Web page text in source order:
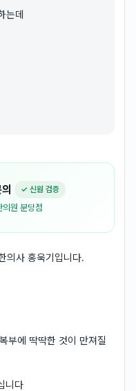
는데
✓ 신원 검증
의원 분당점
의사 홍욱기입니다.
부에 딱딱한 것이 만져질
니다